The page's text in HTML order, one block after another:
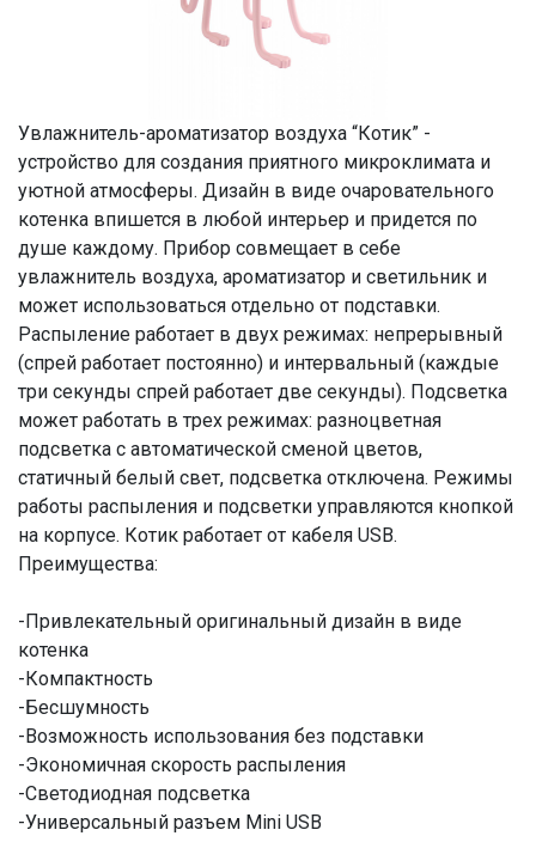
Увлажнитель-ароматизатор воздуха “Котик” -
устройство для создания приятного микроклимата и
уютной атмосферы. Дизайн в виде очаровательного
котенка впишется в любой интерьер и придется по
душе каждому. Прибор совмещает в себе
увлажнитель воздуха, ароматизатор и светильник и
может использоваться отдельно от подставки.
Распыление работает в двух режимах: непрерывный
(спрей работает постоянно) и интервальный (каждые
три секунды спрей работает две секунды). Подсветка
может работать в трех режимах: разноцветная
подсветка с автоматической сменой цветов,
статичный белый свет, подсветка отключена. Режимы
работы распыления и подсветки управляются кнопкой
на корпусе. Котик работает от кабеля USВ.
Преимущества:
-Привлекательный оригинальный дизайн в виде
котенка
-Компактность
-Бесшумность
-Возможность использования без подставки
-Экономичная скорость распыления
-Светодиодная подсветка
-Универсальный разъем Mini USB